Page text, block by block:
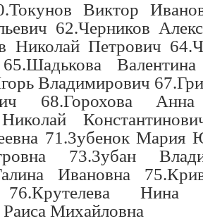
Виктор
62.Черников
Николай Петрович
Владимирович
68.Горохова Анна
71.3убенок Мария
73.3убан
Ивановна
Нина
Михайловна